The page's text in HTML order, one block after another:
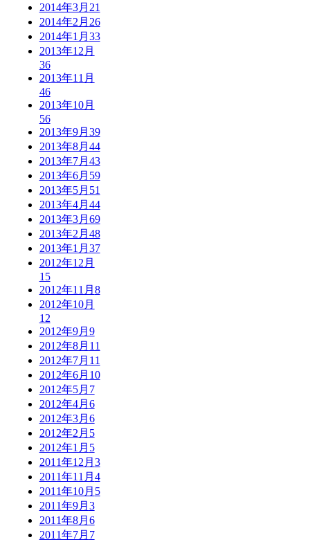
2014年3月 21
2014年2月 26
2014年1月 33
2013年12月
36
2013年11月
46
2013年10月
56
2013年9月 39
2013年8月 44
2013年7月 43
2013年6月 59
2013年5月 51
2013年4月 44
2013年3月 69
2013年2月 48
2013年1月 37
2012年12月
15
2012年11月 8
2012年10月
12
2012年9月 9
2012年8月 11
2012年7月 11
2012年6月 10
2012年5月 7
2012年4月 6
2012年3月 6
2012年2月 5
2012年1月 5
2011年12月 3
2011年11月 4
2011年10月 5
2011年9月 3
2011年8月 6
2011年7月 7